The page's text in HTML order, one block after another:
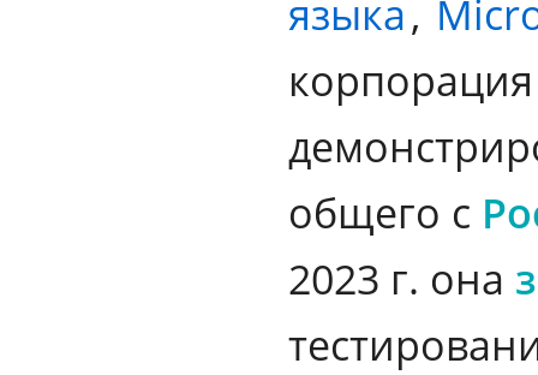
языка,
общего с
2023 г. она